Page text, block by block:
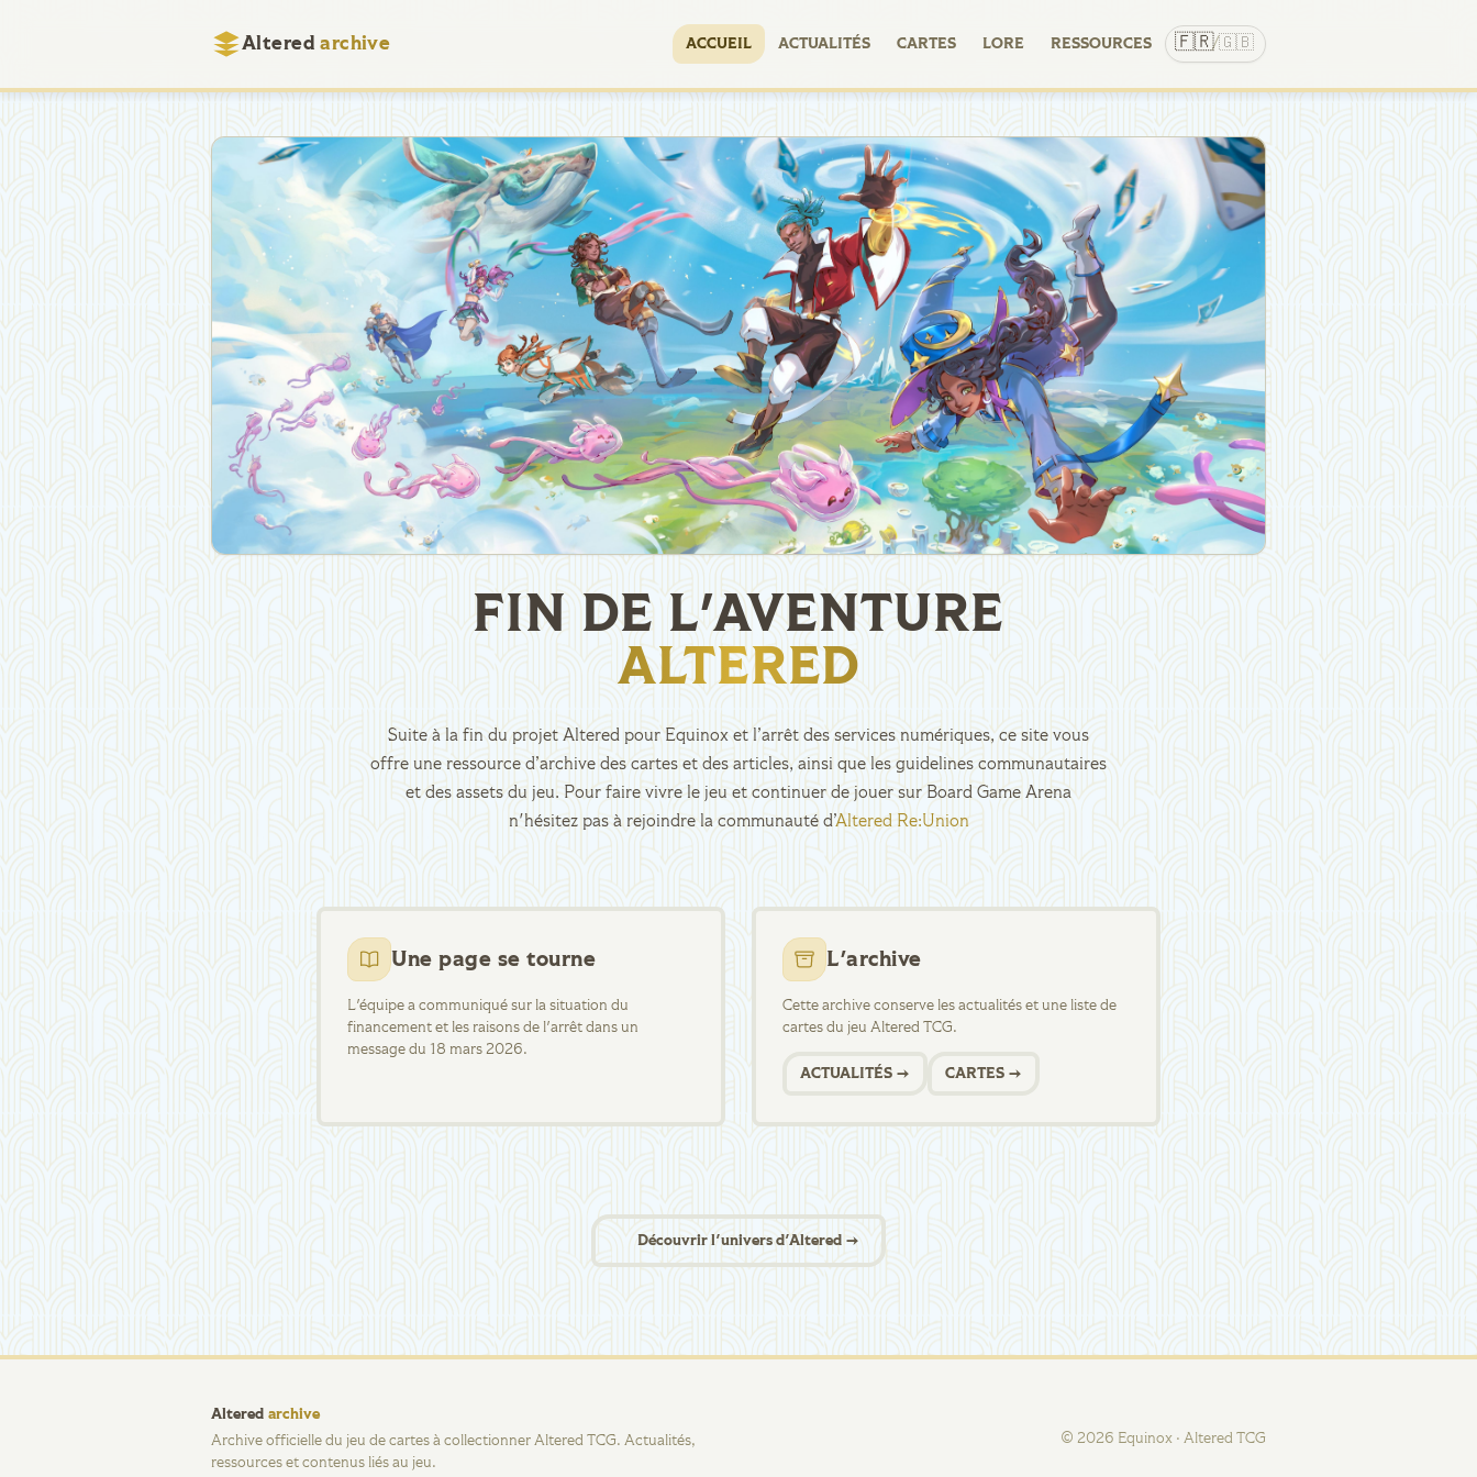
Altered archive ACCUEIL ACTUALITÉS CARTES LORE RESSOURCES 🇫🇷/🇬🇧
FIN DE L'AVENTURE
ALTERED
Suite à la fin du projet Altered pour Equinox et l’arrêt des services numériques, ce site vous
offre une ressource d’archive des cartes et des articles, ainsi que les guidelines communautaires
et des assets du jeu. Pour faire vivre le jeu et continuer de jouer sur Board Game Arena
n'hésitez pas à rejoindre la communauté d’Altered Re:Union
Une page se tourne
L'équipe a communiqué sur la situation du
financement et les raisons de l'arrêt dans un
message du 18 mars 2026.
L'archive
Cette archive conserve les actualités et une liste de
cartes du jeu Altered TCG.
ACTUALITÉS → CARTES →
Découvrir l'univers d'Altered →
Altered archive
Archive officielle du jeu de cartes à collectionner Altered TCG. Actualités,
ressources et contenus liés au jeu.
© 2026 Equinox · Altered TCG